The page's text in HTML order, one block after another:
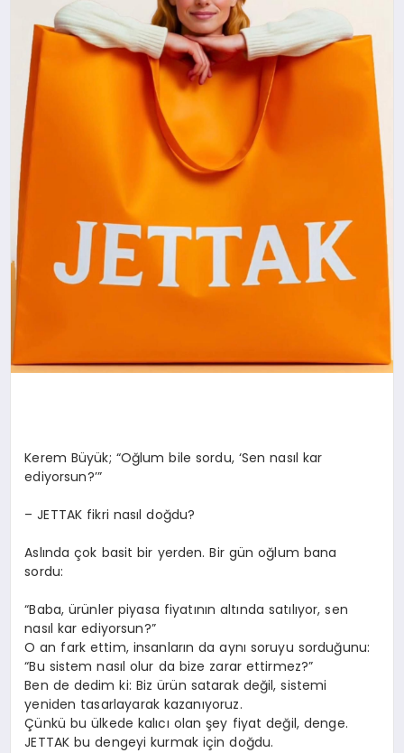
Kerem Büyük; “Oğlum bile sordu, ‘Sen nasıl kar
ediyorsun?’”
– JETTAK fikri nasıl doğdu?
Aslında çok basit bir yerden. Bir gün oğlum bana
sordu:
“Baba, ürünler piyasa fiyatının altında satılıyor, sen
nasıl kar ediyorsun?”
O an fark ettim, insanların da aynı soruyu sorduğunu:
“Bu sistem nasıl olur da bize zarar ettirmez?”
Ben de dedim ki: Biz ürün satarak değil, sistemi
yeniden tasarlayarak kazanıyoruz.
Çünkü bu ülkede kalıcı olan şey fiyat değil, denge.
JETTAK bu dengeyi kurmak için doğdu.